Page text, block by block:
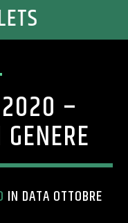
–
IN DATA OTTOBRE